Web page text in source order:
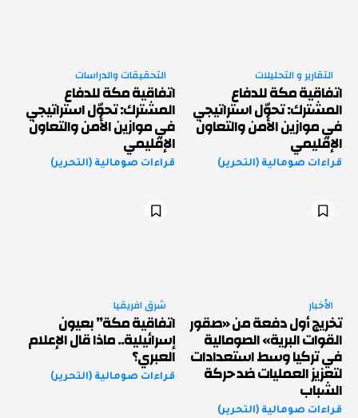
التقارير و التحليلات
اتفاقية مكة للدفاع
المشترك: تحوّل استراتيجي
في موازين الأمن والتعاون
الإقليمي
قراءات صومالية (التحرير)
التحقيقات والدراسات
اتفاقية مكة للدفاع
المشترك: تحوّل استراتيجي
في موازين الأمن والتعاون
الإقليمي
قراءات صومالية (التحرير)
الأخبار
تخريج أول دفعة من «صقور
القوات البرية» الصومالية
في تركيا وسط استعدادات
لتعزيز العمليات ضد حركة
الشباب
قراءات صومالية (التحرير)
شرق افريقيا
اتفاقية مكة” بعيون
إسرائيلية.. ماذا قال الإعلام
العبري؟
قراءات صومالية (التحرير)